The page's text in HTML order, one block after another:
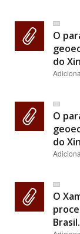
O
do
O
do
O
Brasil.